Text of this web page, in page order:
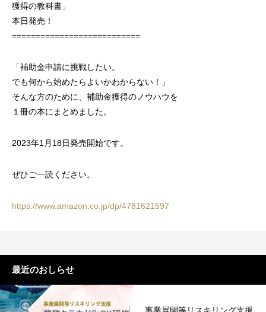
獲得の教科書」
本日発売！
===========================
「補助金申請に挑戦したい。
でも何から始めたらよいかわからない！」
そんな方のために、補助金獲得のノウハウを
１冊の本にまとめました。
2023年1月18日発売開始です。
ぜひご一読ください。
https://www.amazon.co.jp/dp/4781621597
最近のおしらせ